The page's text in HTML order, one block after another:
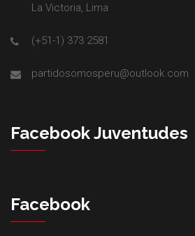
La Victoria, Lima
(+51-1) 373 2581
partidosomosperu@outlook.com
Facebook Juventudes
Facebook